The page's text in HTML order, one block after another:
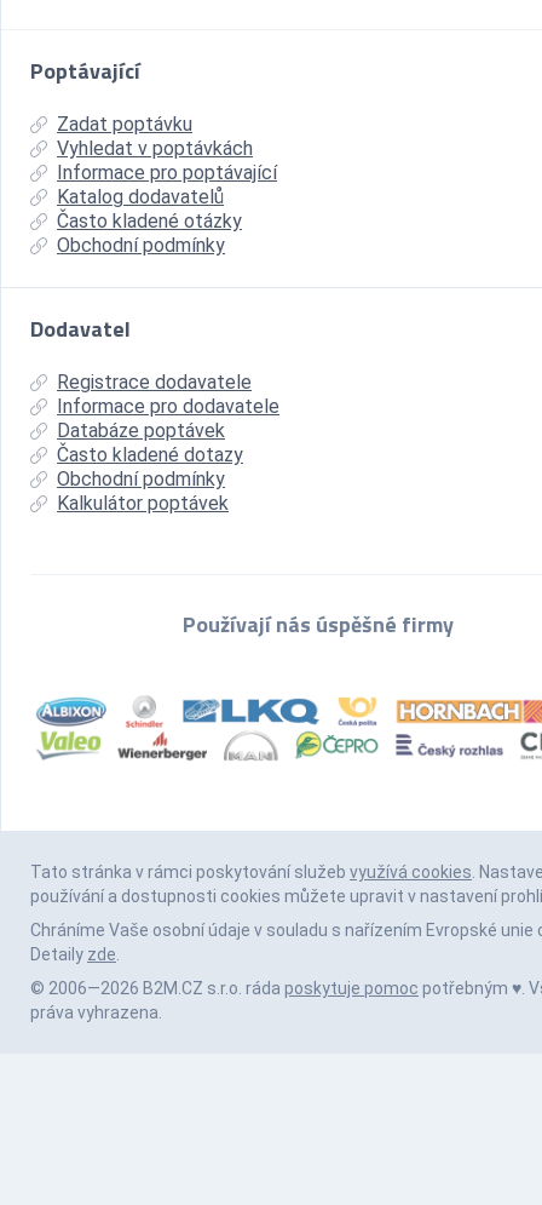
Poptávající
Zadat poptávku
Vyhledat v poptávkách
Informace pro poptávající
Katalog dodavatelů
Často kladené otázky
Obchodní podmínky
Dodavatel
Registrace dodavatele
Informace pro dodavatele
Databáze poptávek
Často kladené dotazy
Obchodní podmínky
Kalkulátor poptávek
Používají nás úspěšné firmy
Tato stránka v rámci poskytování služeb využívá cookies.
používání a dostupnosti cookies můžete upravit v nastavení
Chráníme Vaše osobní údaje v souladu s nařízením Evropské unie
Detaily zde.
© 2006—2026 B2M.CZ s.r.o. ráda poskytuje pomoc potřebným ♥️.
práva vyhrazena.